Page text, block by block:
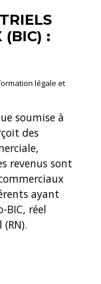
(BIC) :
légale et
soumise à
des
revenus sont
ayant
BIC, réel